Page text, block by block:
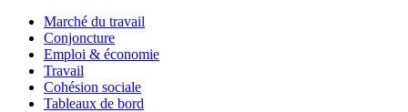
Marché du travail
Conjoncture
Emploi & économie
Travail
Cohésion sociale
Tableaux de bord